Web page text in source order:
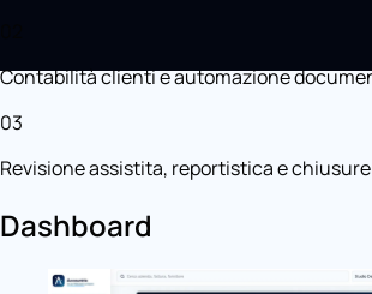
Contabilità clienti e automazione
03
Revisione assistita, reportistica e
Dashboard